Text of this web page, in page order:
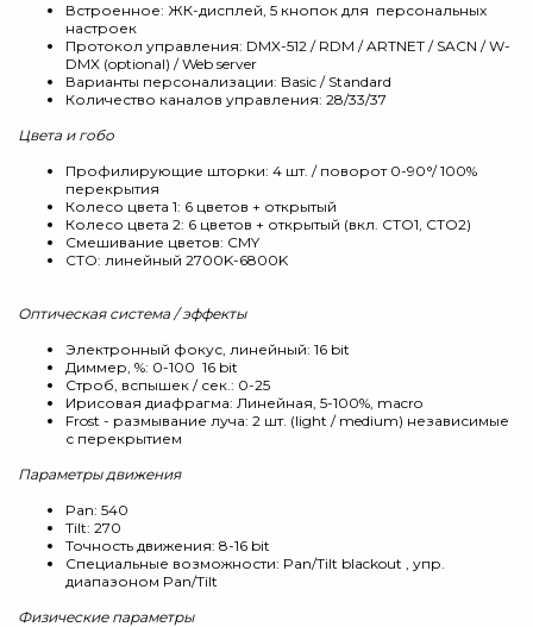
Встроенное: ЖК-дисплей, 5 кнопок для персональных
настроек
Протокол управления: DMX-512 / RDM / ARTNET / SACN / W-
DMX (optional) / Web server
Варианты персонализации: Basic / Standard
Количество каналов управления: 28/33/37
Цвета и гобо
Профилирующие шторки: 4 шт. / поворот 0-90°/ 100%
перекрытия
Колесо цвета 1: 6 цветов + открытый
Колесо цвета 2: 6 цветов + открытый (вкл. CTO1, CTO2)
Смешивание цветов: CMY
СТО: линейный 2700K-6800K
Оптическая система / эффекты
Электронный фокус, линейный: 16 bit
Диммер, %: 0-100 16 bit
Строб, вспышек / сек.: 0-25
Ирисовая диафрагма: Линейная, 5-100%, macro
Frost - размывание луча: 2 шт. (light / medium) независимые
с перекрытием
Параметры движения
Pan: 540
Tilt: 270
Точность движения: 8-16 bit
Специальные возможности: Pan/Tilt blackout , упр.
диапазоном Pan/Tilt
Физические параметры